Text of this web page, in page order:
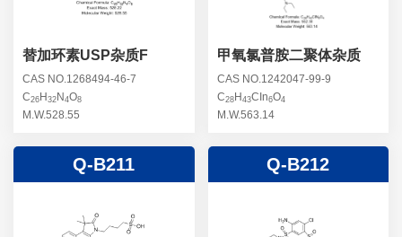
替加环素USP杂质F
CAS NO.1268494-46-7
C26 H 32 N 4O8
M.W.528.55
甲氧氯普胺二聚体杂质
CAS NO.1242047-99-9
C28H 43CIn6O4
M.W.563.14
Q-B211 Q-B212